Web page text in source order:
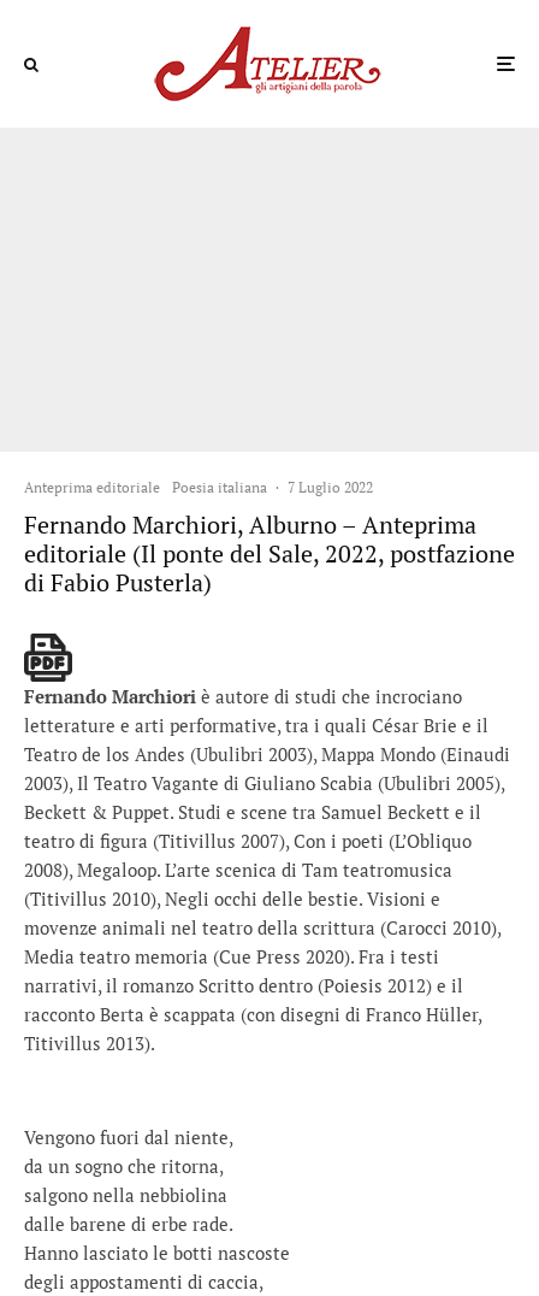
Anteprima editoriale Poesia italiana · 7 Luglio 2022
Fernando Marchiori, Alburno – Anteprima
editoriale (Il ponte del Sale, 2022, postfazione
di Fabio Pusterla)
Fernando Marchiori è autore di studi che incrociano
letterature e arti performative, tra i quali César Brie e il
Teatro de los Andes (Ubulibri 2003), Mappa Mondo (Einaudi
2003), Il Teatro Vagante di Giuliano Scabia (Ubulibri 2005),
Beckett & Puppet. Studi e scene tra Samuel Beckett e il
teatro di figura (Titivillus 2007), Con i poeti (L’Obliquo
2008), Megaloop. L’arte scenica di Tam teatromusica
(Titivillus 2010), Negli occhi delle bestie. Visioni e
movenze animali nel teatro della scrittura (Carocci 2010),
Media teatro memoria (Cue Press 2020). Fra i testi
narrativi, il romanzo Scritto dentro (Poiesis 2012) e il
racconto Berta è scappata (con disegni di Franco Hüller,
Titivillus 2013).
Vengono fuori dal niente,
da un sogno che ritorna,
salgono nella nebbiolina
dalle barene di erbe rade.
Hanno lasciato le botti nascoste
degli appostamenti di caccia,